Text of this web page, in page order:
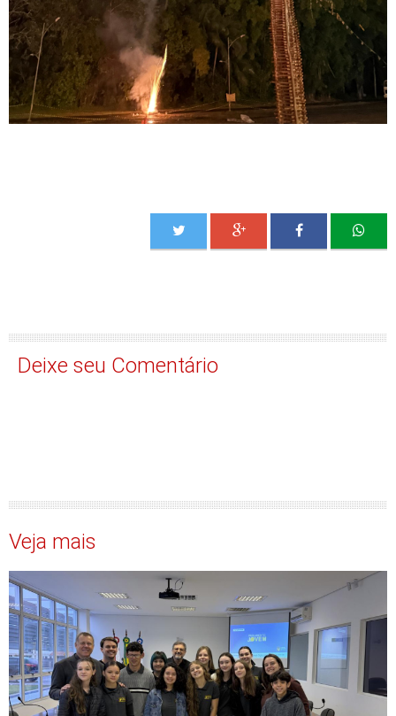
Deixe seu Comentário
Veja mais